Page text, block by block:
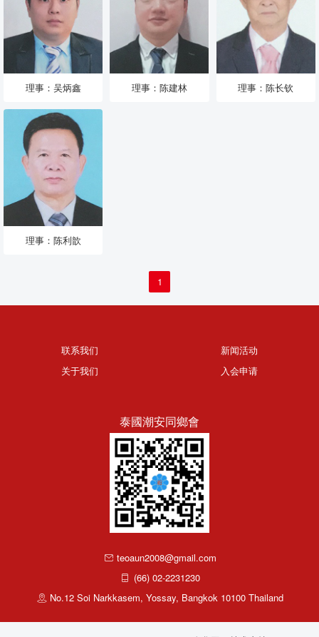
理事：吴炳鑫 理事：陈建林 理事：陈长钦
理事：陈利歆
1
联系我们
关于我们
新闻活动
入会申请
泰國潮安同鄉會
teoaun2008@gmail.com
(66) 02-2231230
No.12 Soi Narkkasem, Yossay, Bangkok 10100 Thailand